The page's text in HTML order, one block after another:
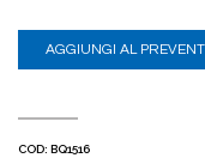
AGGIUNGI AL
COD: BQ1516